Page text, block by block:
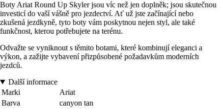
Boty Ariat Round Up Skyler jsou víc než jen doplněk; jsou skutečnou
investicí do vaší vášně pro jezdectví. Ať už jste začínající nebo
zkušená jezdkyně, tyto boty vám poskytnou nejen styl, ale také
funkčnost, kterou potřebujete na terénu.
Odvažte se vyniknout s těmito botami, které kombinují eleganci a
výkon, a zažijte vybavení přizpůsobené požadavkům moderních
jezdců.
Další informace
Marki
Ariat
Barva
canyon tan